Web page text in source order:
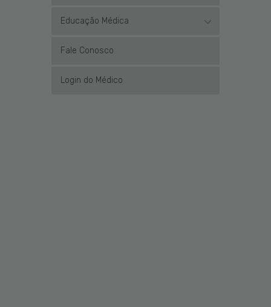
Educação Médica
Fale Conosco
Login do Médico